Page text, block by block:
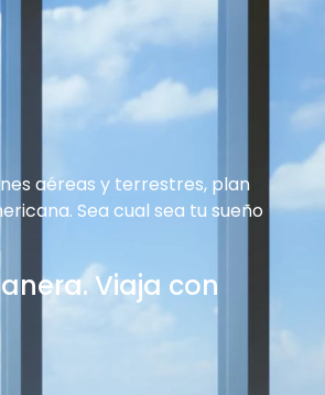
aéreas y terrestres, plan
Sea cual sea tu sueño
Viaja con